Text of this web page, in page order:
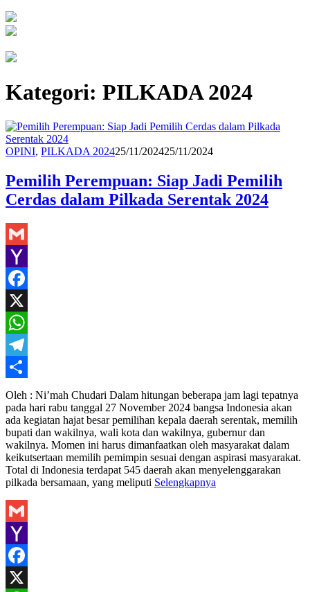
Kategori: PILKADA 2024
OPINI, PILKADA 2024Hasan
25/11/202425/11/2024
Pemilih Perempuan: Siap Jadi Pemilih
Cerdas dalam Pilkada Serentak 2024
Gmail
Yahoo
Mail
Facebook
X
WhatsApp
Telegram
Share
Oleh : Ni’mah Chudari Dalam hitungan beberapa jam lagi tepatnya
pada hari rabu tanggal 27 November 2024 bangsa Indonesia akan
ada kegiatan hajat besar pemilihan kepala daerah serentak, memilih
bupati dan wakilnya, wali kota dan wakilnya, gubernur dan
wakilnya. Momen ini harus dimanfaatkan oleh masyarakat dalam
keikutsertaan memilih pemimpin sesuai dengan aspirasi masyarakat.
Total di Indonesia terdapat 545 daerah akan menyelenggarakan
pilkada bersamaan, yang meliputi Selengkapnya
Gmail
Yahoo
Mail
Facebook